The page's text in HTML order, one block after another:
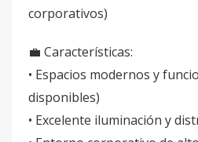
corporativos)
💼 Características:
• Espacios modernos y
disponibles)
• Excelente iluminación y